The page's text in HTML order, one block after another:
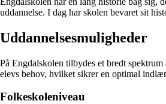
uddannelse. I dag har skolen bevaret sit
Uddannelsesmuligheder
På Engdalskolen tilbydes et bredt
elevs behov, hvilket sikrer en optimal
Folkeskoleniveau